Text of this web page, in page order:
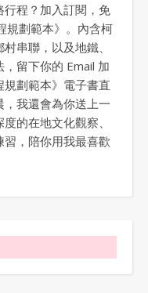
程？加入訂閱，免
規劃範本》。內含柯
串聯，以及地鐵、
留下你的 Email 加
規劃範本》電子書直
我還會為你送上一
的在地文化觀察、
，陪你用我最喜歡